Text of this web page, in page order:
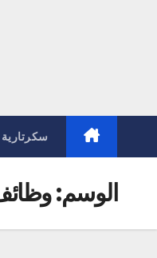
سكرتارية
الوسم: